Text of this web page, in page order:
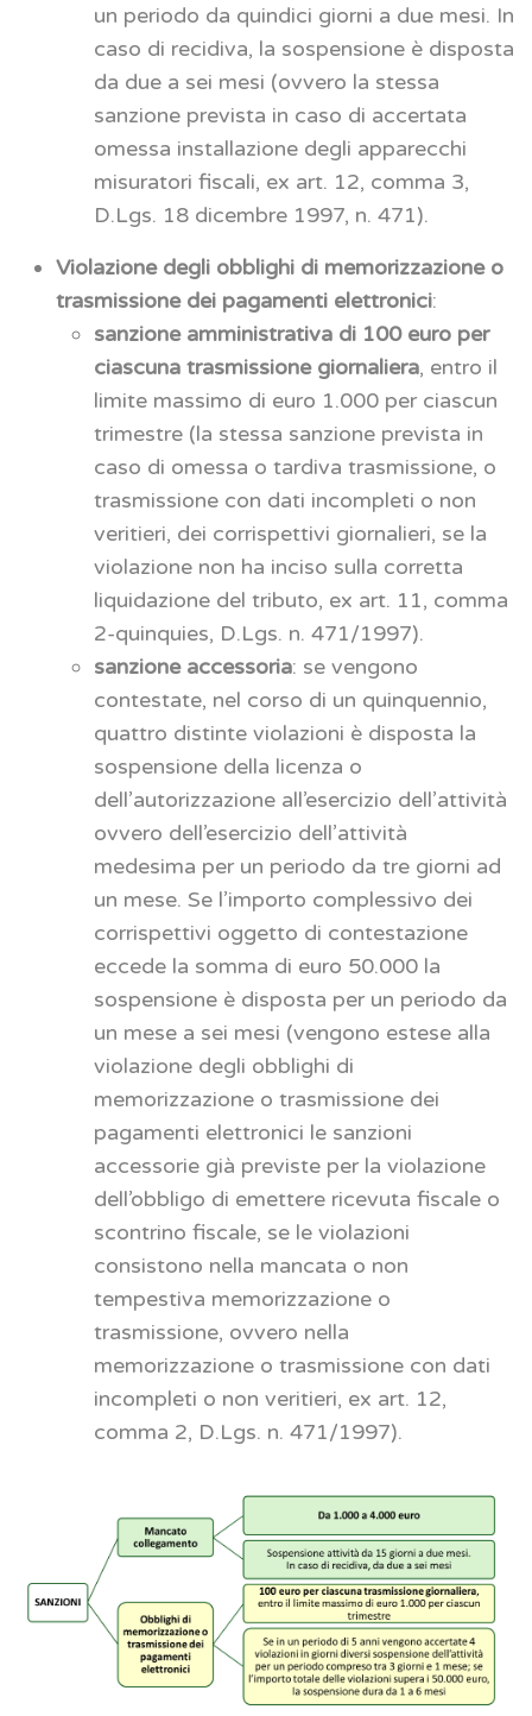
un periodo da quindici giorni a due mesi. In
caso di recidiva, la sospensione è disposta
da due a sei mesi (ovvero la stessa
sanzione prevista in caso di accertata
omessa installazione degli apparecchi
misuratori fiscali, ex art. 12, comma 3,
D.Lgs. 18 dicembre 1997, n. 471).
Violazione degli obblighi di memorizzazione o
trasmissione dei pagamenti elettronici:
sanzione amministrativa di 100 euro per
ciascuna trasmissione giornaliera, entro il
limite massimo di euro 1.000 per ciascun
trimestre (la stessa sanzione prevista in
caso di omessa o tardiva trasmissione, o
trasmissione con dati incompleti o non
veritieri, dei corrispettivi giornalieri, se la
violazione non ha inciso sulla corretta
liquidazione del tributo, ex art. 11, comma
2-quinquies, D.Lgs. n. 471/1997).
sanzione accessoria: se vengono
contestate, nel corso di un quinquennio,
quattro distinte violazioni è disposta la
sospensione della licenza o
dell’autorizzazione all’esercizio dell’attività
ovvero dell’esercizio dell’attività
medesima per un periodo da tre giorni ad
un mese. Se l’importo complessivo dei
corrispettivi oggetto di contestazione
eccede la somma di euro 50.000 la
sospensione è disposta per un periodo da
un mese a sei mesi (vengono estese alla
violazione degli obblighi di
memorizzazione o trasmissione dei
pagamenti elettronici le sanzioni
accessorie già previste per la violazione
dell’obbligo di emettere ricevuta fiscale o
scontrino fiscale, se le violazioni
consistono nella mancata o non
tempestiva memorizzazione o
trasmissione, ovvero nella
memorizzazione o trasmissione con dati
incompleti o non veritieri, ex art. 12,
comma 2, D.Lgs. n. 471/1997).